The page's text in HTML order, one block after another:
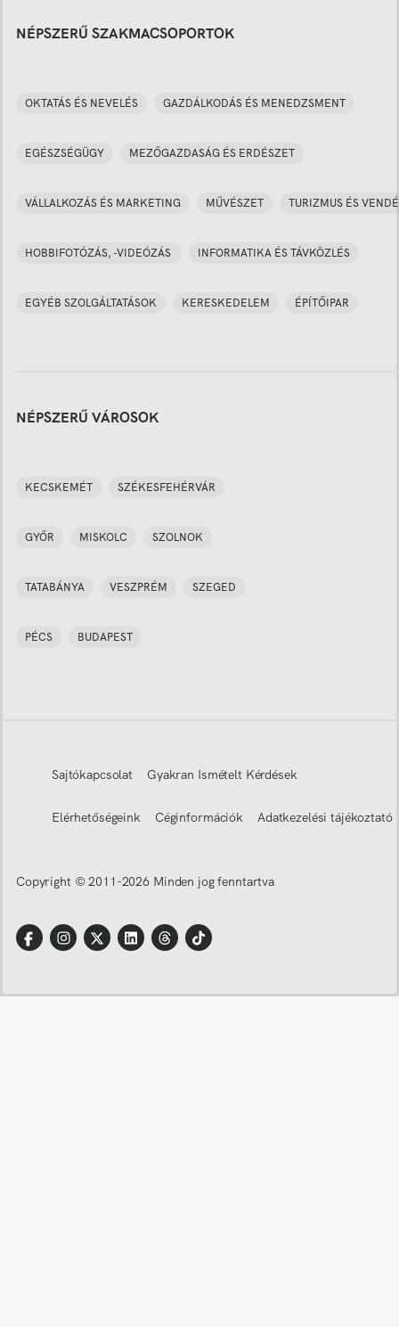
NÉPSZERŰ SZAKMACSOPORTOK
OKTATÁS ÉS NEVELÉS GAZDÁLKODÁS ÉS MENEDZSMENT
EGÉSZSÉGÜGY MEZŐGAZDASÁG ÉS ERDÉSZET
VÁLLALKOZÁS ÉS MARKETING MŰVÉSZET TURIZMUS ÉS
HOBBIFOTÓZÁS, -VIDEÓZÁS INFORMATIKA ÉS TÁVKÖZLÉS
EGYÉB SZOLGÁLTATÁSOK KERESKEDELEM ÉPÍTŐIPAR
NÉPSZERŰ VÁROSOK
KECSKEMÉT SZÉKESFEHÉRVÁR
GYŐR MISKOLC SZOLNOK
TATABÁNYA VESZPRÉM SZEGED
PÉCS BUDAPEST
Sajtókapcsolat Gyakran Ismételt Kérdések
Elérhetőségeink Céginformációk Adatkezelési tájékoztató
Copyright © 2011-2026 Minden jog fenntartva